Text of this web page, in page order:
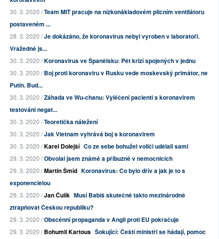
30. 3. 2020 /Team MIT pracuje na nízkonákladovém plicním ventilátoru
postaveném ...
28. 3. 2020 /Je dokázáno, že koronavirus nebyl vyroben v laboratoři.
Vražedné js...
30. 3. 2020 /Koronavirus ve Španělsku: Pět krizí spojených v jednu
30. 3. 2020 /Boj proti koronaviru v Rusku vede moskevský primátor, ne
Putin. Bud...
30. 3. 2020 /Záhada ve Wu-chanu: Vyléčení pacienti s koronavirem
testováni negat...
30. 3. 2020 /Teoretička náležení
30. 3. 2020 /Jak Vietnam vyhrává boj s koronavirem
30. 3. 2020 /Karel Dolejší Co ze sebe bohužel voliči udělali sami
29. 3. 2020 /Obvolal jsem známé a příbuzné v nemocnicích
29. 3. 2020 /Martin Šmíd Koronavirus: Co bylo dřív a jak je to s
exponencielou
29. 3. 2020 /Jan Čulík Musí Babiš skutečně takto mezinárodně
ztrapňovat Českou republiku?
29. 3. 2020 /Obscénní propaganda v Angli proti EU pokračuje
29. 3. 2020 /Bohumil Kartous Šokující: Čeští ministři se hádají, pomoc